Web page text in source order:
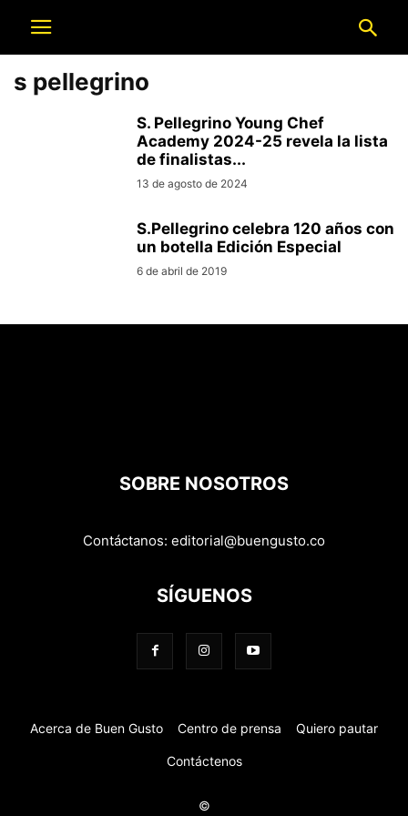
s pellegrino
S. Pellegrino Young Chef
Academy 2024-25 revela la lista
de finalistas...
13 de agosto de 2024
S.Pellegrino celebra 120 años con
un botella Edición Especial
6 de abril de 2019
SOBRE NOSOTROS
Contáctanos: editorial@buengusto.co
SÍGUENOS
Acerca de Buen Gusto Centro de prensa Quiero pautar
Contáctenos
©